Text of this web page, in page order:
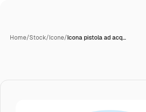
Home/Stock/Icone/Icona pistola ad acq…